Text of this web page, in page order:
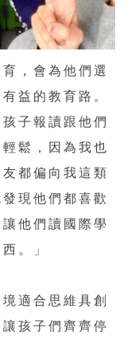
，會為他們選
益的教育路。
子報讀跟他們
鬆，因為我也
都偏向我這類
現他們都喜歡
他們讀國際學
。」
適合思維具創
孩子們齊齊停